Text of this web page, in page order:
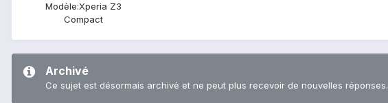
Modèle:Xperia Z3
Compact
Archivé
Ce sujet est désormais archivé et ne peut plus recevoir de nouvelles réponses.